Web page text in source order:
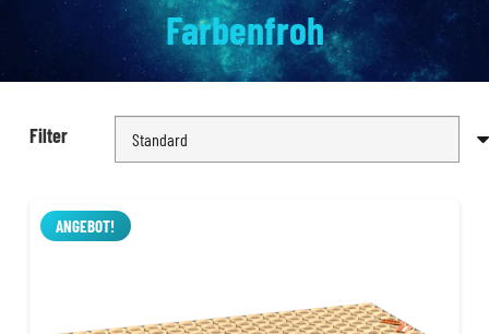
Farbenfroh
Filter
ANGEBOT!